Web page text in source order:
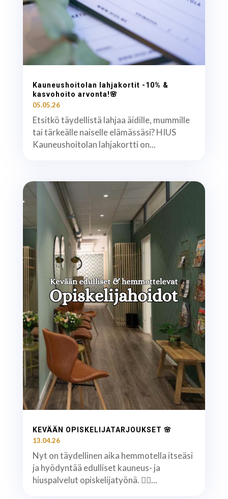
Kauneushoitolan lahjakortit -10% &
kasvohoito arvonta!🌸
05.05.26
Etsitkö täydellistä lahjaa äidille, mummille
tai tärkeälle naiselle elämässäsi? HIUS
Kauneushoitolan lahjakortti on...
KEVÄÄN OPISKELIJATARJOUKSET 🌸
13.04.26
Nyt on täydellinen aika hemmotella itseäsi
ja hyödyntää edulliset kauneus- ja
hiuspalvelut opiskelijatyönä. 💇‍♀️...